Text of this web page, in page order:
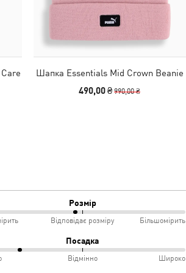
Шапка Essentials Mid Crown Beanie
490,00 ₴990,00 ₴
Розмір
Відповідає розміру Більшомірить
Посадка
Відмінно Широко